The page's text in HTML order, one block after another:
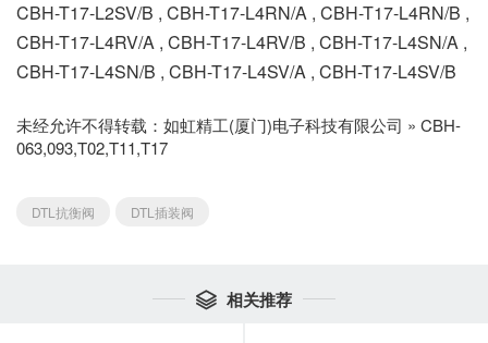
CBH-T17-L2SV/B , CBH-T17-L4RN/A , CBH-T17-L4RN/B ,
CBH-T17-L4RV/A , CBH-T17-L4RV/B , CBH-T17-L4SN/A ,
CBH-T17-L4SN/B , CBH-T17-L4SV/A , CBH-T17-L4SV/B
未经允许不得转载： 如虹精工(厦门)电子科技有限公司 » CBH-
063,093,T02,T11,T17
DTL抗衡阀 DTL插装阀
 相关推荐